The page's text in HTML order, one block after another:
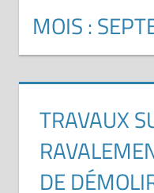
MOIS :
TRAVAUX
DE